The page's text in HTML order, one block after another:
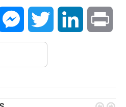
TelegramMessengerTwitter LinkedIn